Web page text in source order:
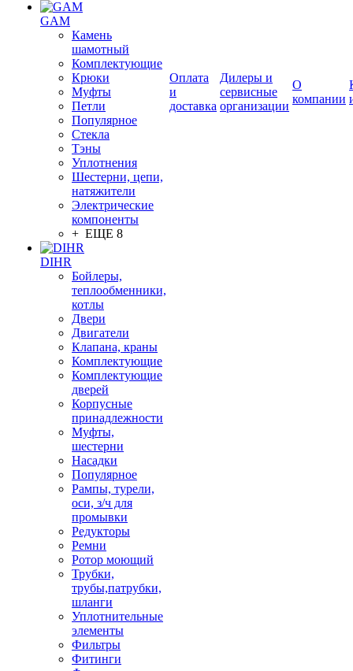
GAM
Камень
шамотный
Комплектующие
Крюки
Муфты
Петли
Популярное
Стекла
Тэны
Уплотнения
Шестерни, цепи,
натяжители
Электрические
компоненты
+ ЕЩЕ 8
DIHR
Бойлеры,
теплообменники,
котлы
Двери
Двигатели
Клапана, краны
Комплектующие
Комплектующие
дверей
Корпусные
принадлежности
Муфты,
шестерни
Насадки
Популярное
Рампы, турели,
оси, з/ч для
промывки
Редукторы
Ремни
Ротор моющий
Трубки,
трубы,патрубки,
шланги
Уплотнительные
элементы
Фильтры
Фитинги
Оплата
и
доставка
Дилеры и
сервисные
организации
О
компании